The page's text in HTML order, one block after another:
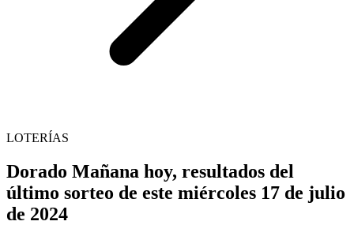
LOTERÍAS
Dorado Mañana hoy, resultados del
último sorteo de este miércoles 17 de julio
de 2024